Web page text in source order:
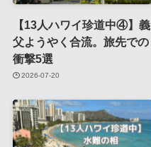
【13人ハワイ珍道中④】義
父ようやく合流。旅先での
衝撃5選
2026-07-20